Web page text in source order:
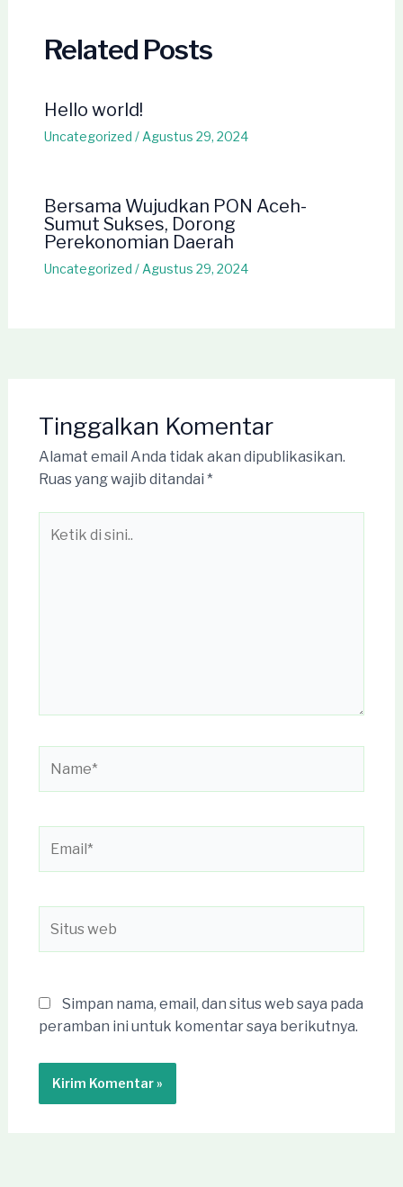
Related Posts
Hello world!
Uncategorized / Agustus 29, 2024
Bersama Wujudkan PON Aceh-
Sumut Sukses, Dorong
Perekonomian Daerah
Uncategorized / Agustus 29, 2024
Tinggalkan Komentar
Alamat email Anda tidak akan dipublikasikan.
Ruas yang wajib ditandai *
web
Simpan nama, email, dan situs web saya pada
peramban ini untuk komentar saya berikutnya.